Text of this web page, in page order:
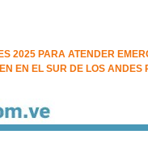
2025 PARA ATENDER
EN EL SUR DE LOS ANDES